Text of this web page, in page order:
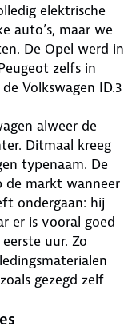
elektrische
auto’s, maar we
De Opel werd in
zelfs in
Volkswagen ID.3
alweer de
Ditmaal kreeg
typenaam. De
de markt wanneer
ondergaan: hij
er is vooral goed
uur. Zo
gezegd zelf